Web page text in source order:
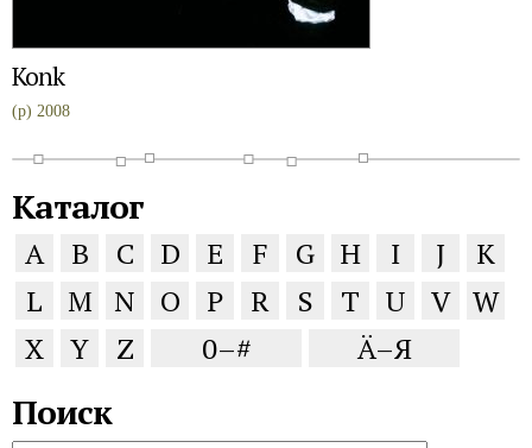
Konk
(p) 2008
Каталог
A B C D E F G H I J
K
L
M N O P R S T U V W
X
Y Z 0–# Ä–Я
Поиск